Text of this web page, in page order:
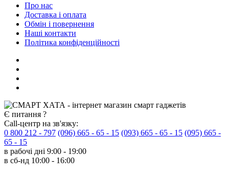
Про нас
Доставка і оплата
Обмін і повернення
Наші контакти
Політика конфіденційності
Є питання ?
Call-центр на зв'язку:
0 800 212 - 797 (096) 665 - 65 - 15 (093) 665 - 65 - 15 (095) 665 -
65 - 15
в рабочі дні 9:00 - 19:00
в сб-нд 10:00 - 16:00